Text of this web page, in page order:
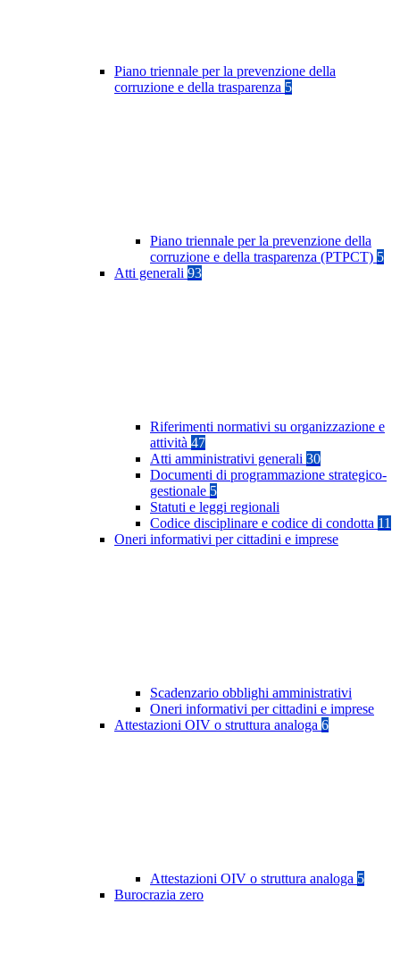
Piano triennale per la prevenzione della
corruzione e della trasparenza 5
Piano triennale per la prevenzione della
corruzione e della trasparenza (PTPCT) 5
Atti generali 93
Riferimenti normativi su organizzazione e
attività 47
Atti amministrativi generali 30
Documenti di programmazione strategico-
gestionale 5
Statuti e leggi regionali
Codice disciplinare e codice di condotta 11
Oneri informativi per cittadini e imprese
Scadenzario obblighi amministrativi
Oneri informativi per cittadini e imprese
Attestazioni OIV o struttura analoga 6
Attestazioni OIV o struttura analoga 5
Burocrazia zero